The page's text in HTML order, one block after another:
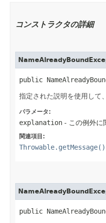
コンストラクタの詳細
public
指定された説明を使用し
パラメータ:
explanation - この例外に
関連項目:
Throwable.getMessage()
public